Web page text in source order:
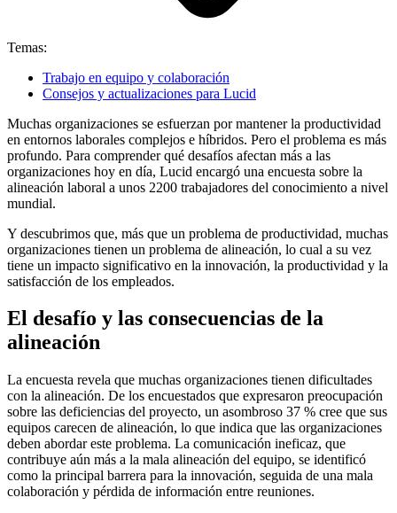
Temas:
Trabajo en equipo y colaboración
Consejos y actualizaciones para Lucid
Muchas organizaciones se esfuerzan por mantener la productividad
en entornos laborales complejos e híbridos. Pero el problema es más
profundo. Para comprender qué desafíos afectan más a las
organizaciones hoy en día, Lucid encargó una encuesta sobre la
alineación laboral a unos 2200 trabajadores del conocimiento a nivel
mundial.
Y descubrimos que, más que un problema de productividad, muchas
organizaciones tienen un problema de alineación, lo cual a su vez
tiene un impacto significativo en la innovación, la productividad y la
satisfacción de los empleados.
El desafío y las consecuencias de la
alineación
La encuesta revela que muchas organizaciones tienen dificultades
con la alineación. De los encuestados que expresaron preocupación
sobre las deficiencias del proyecto, un asombroso 37 % cree que sus
equipos carecen de alineación, lo que indica que las organizaciones
deben abordar este problema. La comunicación ineficaz, que
contribuye aún más a la mala alineación del equipo, se identificó
como la principal barrera para la innovación, seguida de una mala
colaboración y pérdida de información entre reuniones.